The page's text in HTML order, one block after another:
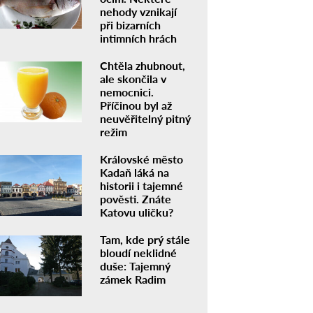
nehody vznikají
při bizarních
intimních hrách
Chtěla zhubnout,
ale skončila v
nemocnici.
Příčinou byl až
neuvěřitelný pitný
režim
Královské město
Kadaň láká na
historii i tajemné
pověsti. Znáte
Katovu uličku?
Tam, kde prý stále
bloudí neklidné
duše: Tajemný
zámek Radim